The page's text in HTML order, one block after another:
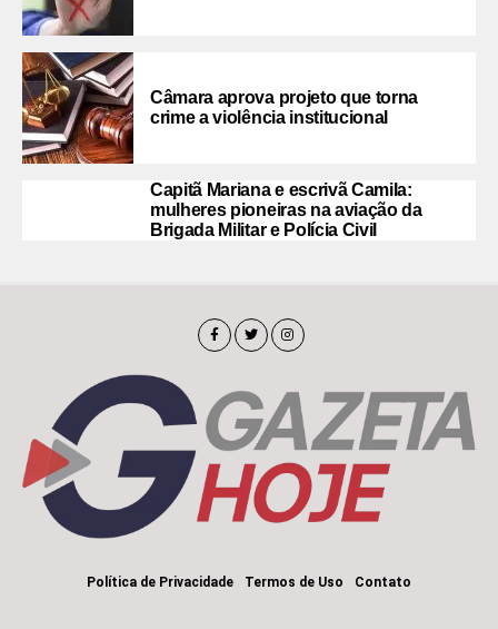
Câmara aprova projeto que torna
crime a violência institucional
Capitã Mariana e escrivã Camila:
mulheres pioneiras na aviação da
Brigada Militar e Polícia Civil
Política de Privacidade Termos de Uso Contato